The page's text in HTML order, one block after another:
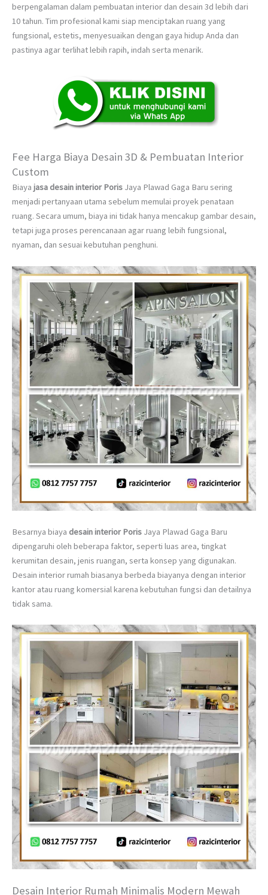
berpengalaman dalam pembuatan interior dan desain 3d lebih dari
10 tahun. Tim profesional kami siap menciptakan ruang yang
fungsional, estetis, menyesuaikan dengan gaya hidup Anda dan
pastinya agar terlihat lebih rapih, indah serta menarik.
Fee Harga Biaya Desain 3D & Pembuatan Interior
Custom
Biaya jasa desain interior Poris Jaya Plawad Gaga Baru sering
menjadi pertanyaan utama sebelum memulai proyek penataan
ruang. Secara umum, biaya ini tidak hanya mencakup gambar desain,
tetapi juga proses perencanaan agar ruang lebih fungsional,
nyaman, dan sesuai kebutuhan penghuni.
Besarnya biaya desain interior Poris Jaya Plawad Gaga Baru
dipengaruhi oleh beberapa faktor, seperti luas area, tingkat
kerumitan desain, jenis ruangan, serta konsep yang digunakan.
Desain interior rumah biasanya berbeda biayanya dengan interior
kantor atau ruang komersial karena kebutuhan fungsi dan detailnya
tidak sama.
Desain Interior Rumah Minimalis Modern Mewah